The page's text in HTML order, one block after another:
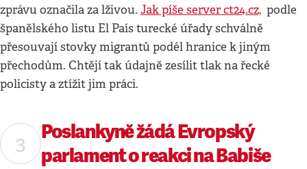
zprávu označila za lživou. Jak píše server ct24.cz, podle
španělského listu El País turecké úřady schválně
přesouvají stovky migrantů podél hranice k jiným
přechodům. Chtějí tak údajně zesílit tlak na řecké
policisty a ztížit jim práci.
Poslankyně žádá Evropský
parlament o reakci na Babiše